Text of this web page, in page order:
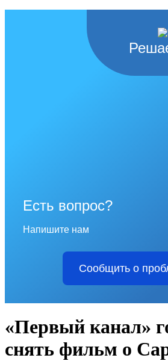
Есть вопрос?
Напишите нам
Сообщить о
«Первый канал»
снять фильм о